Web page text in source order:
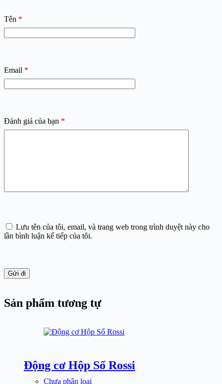
Tên *
Email *
Đánh giá của bạn *
Lưu tên của tôi, email, và trang web trong trình duyệt này cho
lần bình luận kế tiếp của tôi.
Gửi đi
Sản phẩm tương tự
Động cơ Hộp Số Rossi
Chưa phân loại